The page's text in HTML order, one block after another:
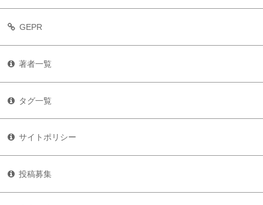
GEPR
著者一覧
タグ一覧
サイトポリシー
投稿募集